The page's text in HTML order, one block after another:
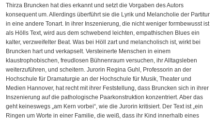
Thirza Bruncken hat dies erkannt und setzt die Vorgaben des Autors
konsequent um. Allerdings überführt sie die Lyrik und Melancholie der Partitur
in eine andere Tonart. In ihrer Inszenierung, die nicht weniger formbewusst ist
als Hölls Text, wird aus dem schwebend leichten, empathischen Blues ein
kalter, verzweifelter Beat. Was bei Höll zart und melancholisch ist, wirkt bei
Bruncken hart und verkapselt. Versteinerte Menschen in einem
klaustrophobischen, freudlosen Bühnenraum versuchen, ihr Alltagsleben
weiterzuführen, und scheitern. Jurorin Regina Guhl, Professorin an der
Hochschule für Dramaturgie an der Hochschule für Musik, Theater und
Medien Hannover, hat recht mit ihrer Feststellung, dass Bruncken sich in ihrer
Inszenierung auf die pathologische Paarkonstruktion konzentriert. Aber das
geht keineswegs „am Kern vorbei“, wie die Jurorin kritisiert. Der Text ist „ein
Ringen um Worte in einer Familie, die weiß, dass ihr Kind innerhalb eines